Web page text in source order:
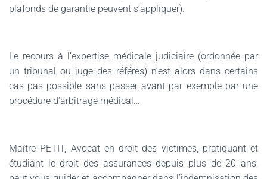
plafonds de garantie peuvent s’appliquer).
Le recours à l’expertise médicale judiciaire (ordonnée par
un tribunal ou juge des référés) n’est alors dans certains
cas pas possible sans passer avant par exemple par une
procédure d’arbitrage médical…
Maître PETIT, Avocat en droit des victimes, pratiquant et
étudiant le droit des assurances depuis plus de 20 ans,